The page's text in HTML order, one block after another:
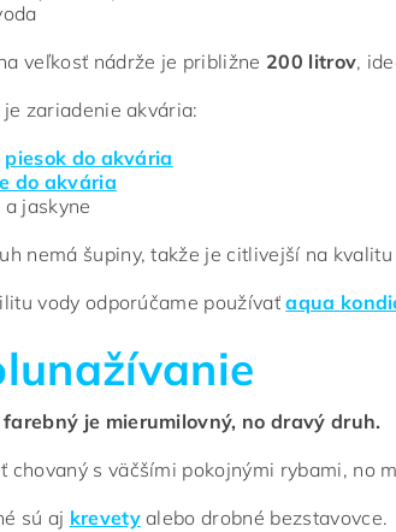
veľkosť nádrže je približne 200 litrov,
zariadenie akvária:
piesok do akvária
do akvária
jaskyne
nemá šupiny, takže je citlivejší na
vody odporúčame používaťaqua
farebný je mierumilovný, no dravý druh.
chovaný s väčšími pokojnými rybami, no
sú aj krevetyalebo drobné bezstavovce.